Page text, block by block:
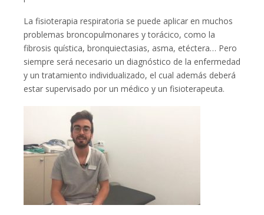
La fisioterapia respiratoria se puede aplicar en muchos
problemas broncopulmonares y torácico, como la
fibrosis quística, bronquiectasias, asma, etéctera… Pero
siempre será necesario un diagnóstico de la enfermedad
y un tratamiento individualizado, el cual además deberá
estar supervisado por un médico y un fisioterapeuta.